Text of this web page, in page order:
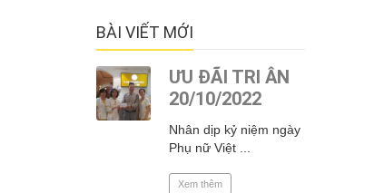
BÀI VIẾT MỚI
ƯU ĐÃI TRI ÂN
20/10/2022
Nhân dịp kỷ niệm ngày
Phụ nữ Việt ...
Xem thêm